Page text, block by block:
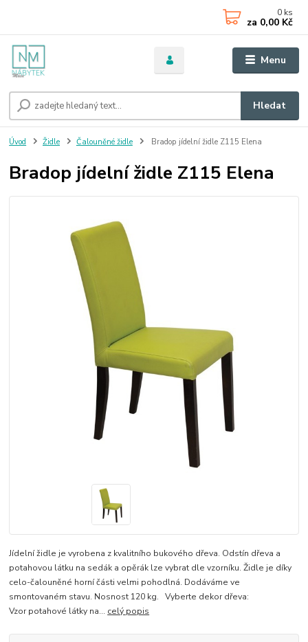
Menu
Hledat
0 ks
za 0,00 Kč
Úvod Židle Čalouněné židle Bradop jídelní židle Z115 Elena
Bradop jídelní židle Z115 Elena
Jídelní židle je vyrobena z kvalitního bukového dřeva. Odstín dřeva a
potahovou látku na sedák a opěrák lze vybrat dle vzorníku. Židle je díky
celo-čalouněné horní části velmi pohodlná. Dodáváme ve
smontovaném stavu. Nosnost 120 kg. Vyberte dekor dřeva:
Vzor potahové látky na... celý popis